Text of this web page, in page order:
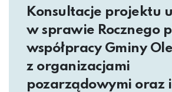
Konsultacje projektu
w sprawie Rocznego
współpracy Gminy
z organizacjami
pozarządowymi oraz